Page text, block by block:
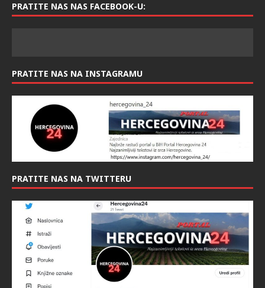
PRATITE NAS NAS FACEBOOK-U:
PRATITE NAS NA INSTAGRAMU
PRATITE NAS NA TWITTERU